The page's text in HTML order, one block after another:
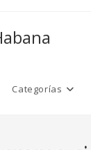
Categorías